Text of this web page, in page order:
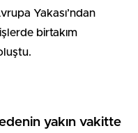
Yakası’ndan
birtakım
yakın vakitte